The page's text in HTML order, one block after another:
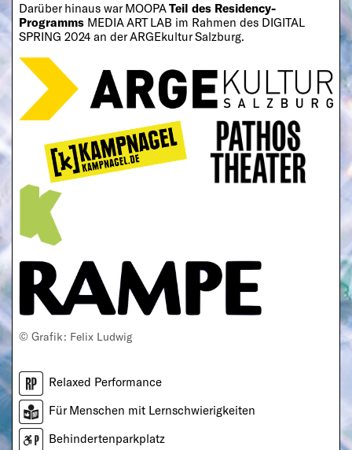
Darüber hinaus war MOOPATeil des Residency-
Programms MEDIA ART LAB im Rahmen des DIGITAL
SPRING 2024 an der ARGEkultur Salzburg.
© Grafik: Felix Ludwig
Relaxed Performance
Für Menschen mit Lernschwierigkeiten
Behindertenparkplatz